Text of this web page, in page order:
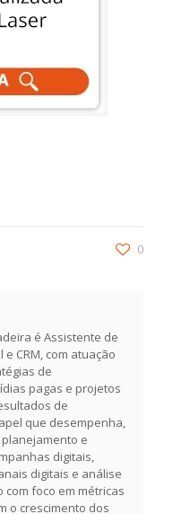
0
é Assistente de
CRM, com atuação
de
pagas e projetos
de
que desempenha,
e
digitais,
digitais e análise
com foco em métricas
o crescimento dos